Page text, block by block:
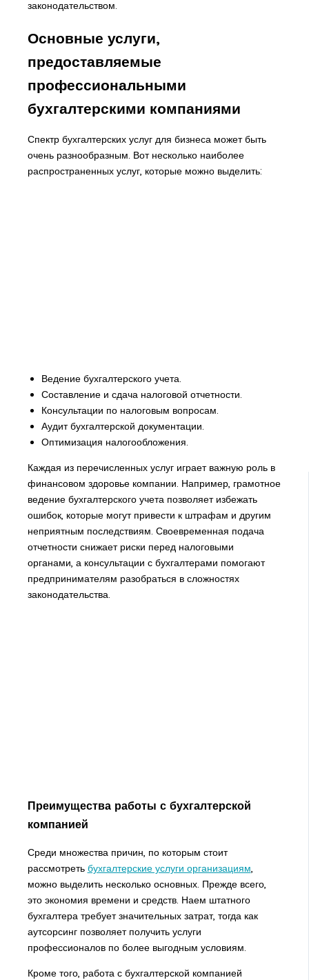
законодательством.
Основные услуги,
предоставляемые
профессиональными
бухгалтерскими компаниями
Спектр бухгалтерских услуг для бизнеса может быть
очень разнообразным. Вот несколько наиболее
распространенных услуг, которые можно выделить:
Ведение бухгалтерского учета.
Составление и сдача налоговой отчетности.
Консультации по налоговым вопросам.
Аудит бухгалтерской документации.
Оптимизация налогообложения.
Каждая из перечисленных услуг играет важную роль в
финансовом здоровье компании. Например, грамотное
ведение бухгалтерского учета позволяет избежать
ошибок, которые могут привести к штрафам и другим
неприятным последствиям. Своевременная подача
отчетности снижает риски перед налоговыми
органами, а консультации с бухгалтерами помогают
предпринимателям разобраться в сложностях
законодательства.
Преимущества работы с бухгалтерской
компанией
Среди множества причин, по которым стоит
рассмотреть бухгалтерские услуги организациям,
можно выделить несколько основных. Прежде всего,
это экономия времени и средств. Наем штатного
бухгалтера требует значительных затрат, тогда как
аутсорсинг позволяет получить услуги
профессионалов по более выгодным условиям.
Кроме того, работа с бухгалтерской компанией